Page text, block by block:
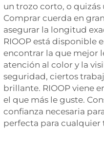
un trozo corto, o quizás
Comprar cuerda en
asegurar la longitud
RIOOP está disponible
encontrar la que mejor
atención al color y la
seguridad, ciertos
brillante. RIOOP viene
el que más le guste.
confianza necesaria
perfecta para cualquier